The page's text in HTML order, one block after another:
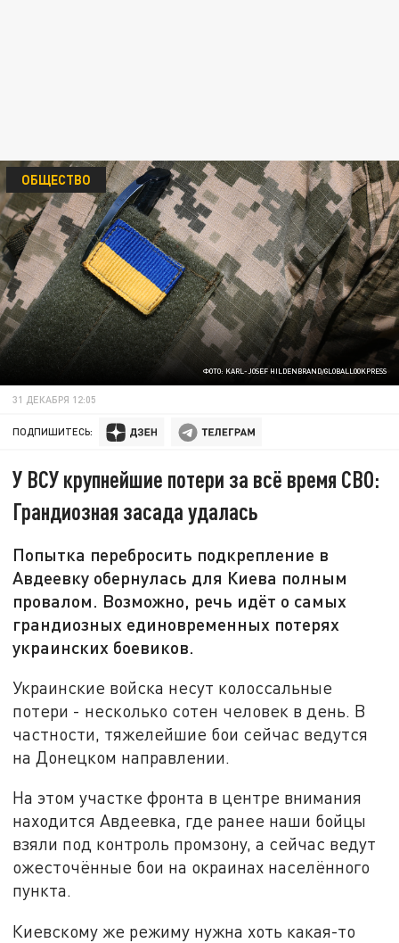
ФОТО: KARL-JOSEF HILDENBRAND/GLOBALLOOKPRESS
ОБЩЕСТВО
31 ДЕКАБРЯ 12:05
ПОДПИШИТЕСЬ:
У ВСУ крупнейшие потери за всё время СВО:
Грандиозная засада удалась
Попытка перебросить подкрепление в
Авдеевку обернулась для Киева полным
провалом. Возможно, речь идёт о самых
грандиозных единовременных потерях
украинских боевиков.
Украинские войска несут колоссальные
потери - несколько сотен человек в день. В
частности, тяжелейшие бои сейчас ведутся
на Донецком направлении.
На этом участке фронта в центре внимания
находится Авдеевка, где ранее наши бойцы
взяли под контроль промзону, а сейчас ведут
ожесточённые бои на окраинах населённого
пункта.
Киевскому же режиму нужна хоть какая-то